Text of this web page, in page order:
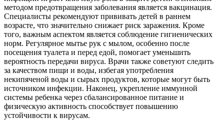
методом предотвращения заболевания является вакцинация.
Специалисты рекомендуют прививать детей в раннем
возрасте, что значительно снижает риск заражения. Кроме
того, важным аспектом является соблюдение гигиенических
норм. Регулярное мытье рук с мылом, особенно после
посещения туалета и перед едой, помогает уменьшить
вероятность передачи вируса. Врачи также советуют следить
за качеством пищи и воды, избегая употребления
некипяченой воды и сырых продуктов, которые могут быть
источником инфекции. Наконец, укрепление иммунной
системы ребенка через сбалансированное питание и
физическую активность способствует повышению
устойчивости к вирусам.